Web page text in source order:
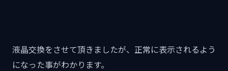
液晶交換をさせて頂きましたが、正常に表示されるよう
になった事がわかります。